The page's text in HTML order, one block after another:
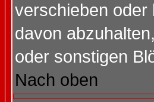
verschieben oder
davon
oder sonstigen
Nach oben